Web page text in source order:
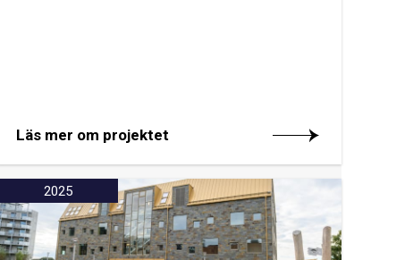
Läs mer om projektet
2025